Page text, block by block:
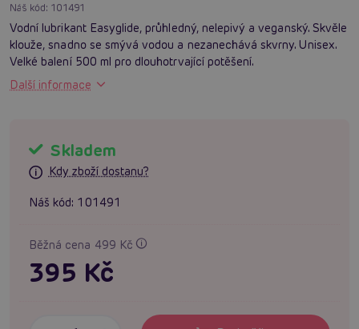
Náš kód: 101491
Vodní lubrikant Easyglide, průhledný, nelepivý a veganský. Skvěle
klouže, snadno se smývá vodou a nezanechává skvrny. Unisex.
Velké balení 500 ml pro dlouhotrvající potěšení.
Další informace
Skladem
Kdy zboží dostanu?
Náš kód: 101491
Běžná cena 499 Kč
395 Kč